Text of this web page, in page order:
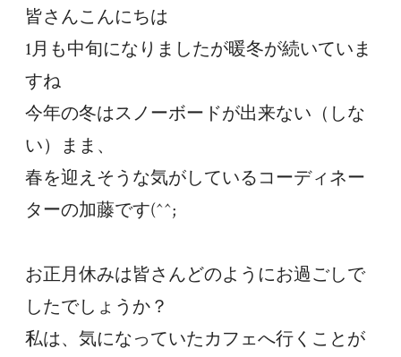
皆さんこんにちは
1月も中旬になりましたが暖冬が続いていま
すね
今年の冬はスノーボードが出来ない（しな
い）まま、
春を迎えそうな気がしているコーディネー
ターの加藤です(^^;
お正月休みは皆さんどのようにお過ごしで
したでしょうか？
私は、気になっていたカフェへ行くことが